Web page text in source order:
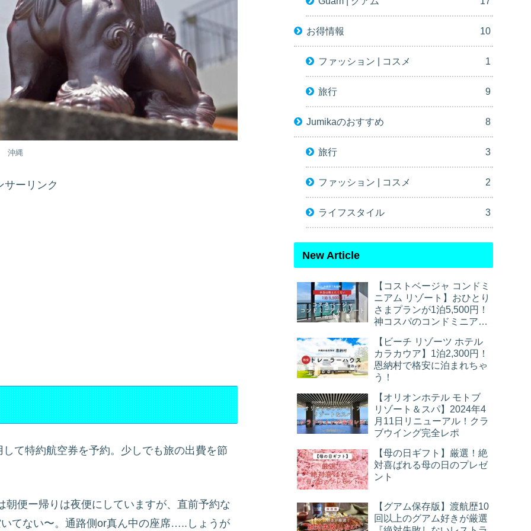
沖縄
サーリンク
て特約航空券を予約。少しでも旅の出費を節
便ー帰りは夜便にしていますが、直前予約な
てない〜。通路側or真ん中の座席…..しょうが
お得情報 10
ファッション | コスメ 1
旅行 9
Jumikaのおすすめ 8
旅行 3
ファッション | コスメ 2
ライフスタイル 3
New Article
【コストベージャ コンドミ
ニアム リゾート】おひとり
さまプランが1泊5,500円！
神コスパのコンドミニアム
【ビーチ リゾーツ ホテル
カラカウア】1泊2,300円！
恩納村で格安に泊まれちゃ
う！
【オリオンホテル モトブ
リゾート＆スパ】2024年4
月11日リニューアル！クラ
ブウイング完全レポ
【母の日ギフト】厳選！絶
対喜ばれる母の日のプレゼ
ント
【グアム保存版】渡航歴10
回以上のグアム好きが厳選